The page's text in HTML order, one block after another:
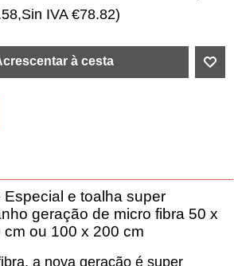
,Sin IVA €78.82)
à cesta
Especial e toalha super
geração de micro fibra 50 x
cm ou 100 x 200 cm
, a nova geração é super